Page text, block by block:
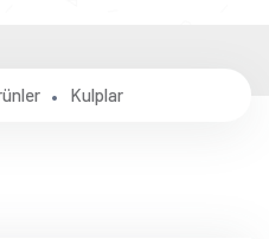
Kulplar